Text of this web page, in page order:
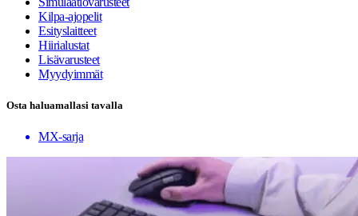
Kilpa-ajopelit
Esityslaitteet
Hiirialustat
Lisävarusteet
Myydyimmät
Osta haluamallasi tavalla
MX-sarja